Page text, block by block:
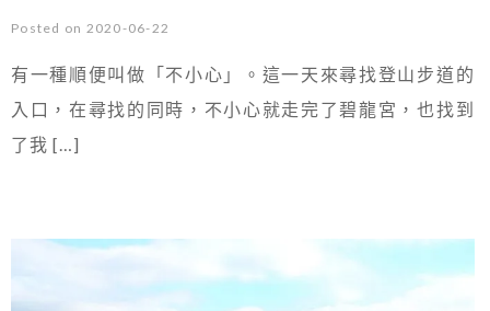
Posted on 2020-06-22
有一種順便叫做「不小心」。這一天來尋找登山步道的
入口，在尋找的同時，不小心就走完了碧龍宮，也找到
了我 […]